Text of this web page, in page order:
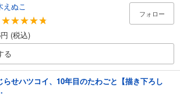
えぬこ
(税込)
フォロー
る
らせハツコイ、10年目のたわごと【描き下ろし